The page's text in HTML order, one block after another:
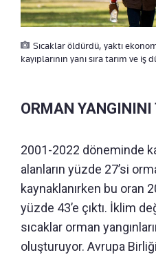
Sıcaklar öldürdü, yaktı
kayıplarının yanı sıra tarım ve iş
ORMAN YANGININI
2001-2022 döneminde
alanların yüzde 27’si
kaynaklanırken bu oran
yüzde 43’e çıktı. İklim
sıcaklar orman
oluşturuyor. Avrupa